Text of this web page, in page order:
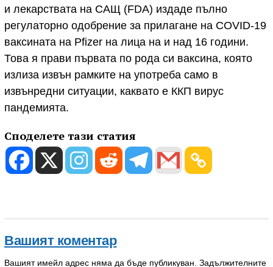
и лекарствата на САЩ (FDA) издаде пълно
регулаторно одобрение за прилагане на COVID-19
ваксината на Pfizer на лица на и над 16 години.
Това я прави първата по рода си ваксина, която
излиза извън рамките на употреба само в
извънредни ситуации, каквато е ККП вирус
пандемията.
Споделете тази статия
Вашият коментар
Вашият имейл адрес няма да бъде публикуван. Задължителните